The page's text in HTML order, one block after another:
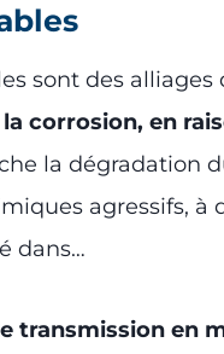
sont des
corrosion, en
la dégradation
agressifs, à
dans…
transmission en